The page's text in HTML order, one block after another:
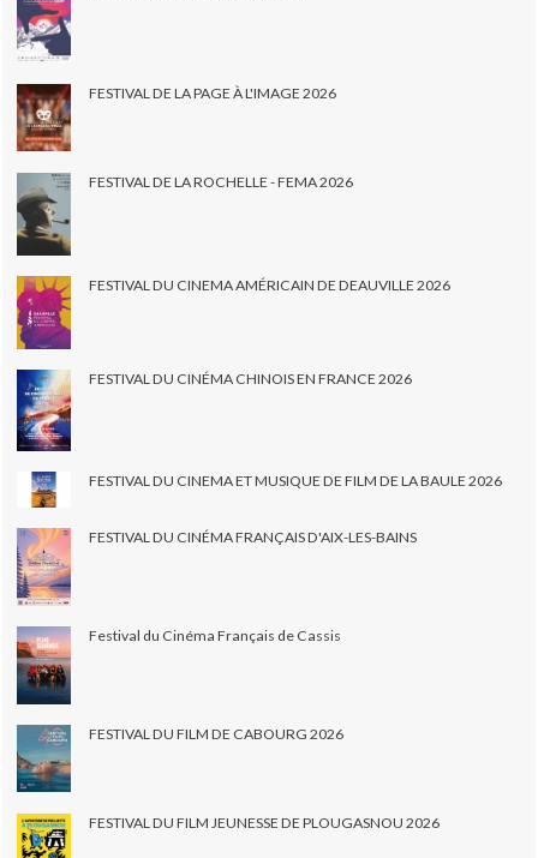
FESTIVAL DE LA PAGE À L'IMAGE 2026
FESTIVAL DE LA ROCHELLE - FEMA 2026
FESTIVAL DU CINEMA AMÉRICAIN DE DEAUVILLE 2026
FESTIVAL DU CINÉMA CHINOIS EN FRANCE 2026
FESTIVAL DU CINEMA ET MUSIQUE DE FILM DE LA BAULE 2026
FESTIVAL DU CINÉMA FRANÇAIS D'AIX-LES-BAINS
Festival du Cinéma Français de Cassis
FESTIVAL DU FILM DE CABOURG 2026
FESTIVAL DU FILM JEUNESSE DE PLOUGASNOU 2026